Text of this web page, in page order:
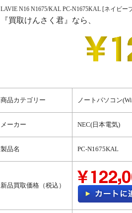
LAVIE N16 N1675/KAL PC-N1675KAL [ネイビー
『買取けんさく君』なら、
商品カテゴリー ノートパソコン
メーカー NEC(日本電気)
製品名 PC-N1675KAL
新品買取価格（税込）